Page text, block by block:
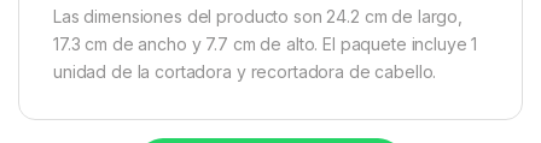
Las dimensiones del producto son 24.2 cm de largo,
17.3 cm de ancho y 7.7 cm de alto. El paquete incluye 1
unidad de la cortadora y recortadora de cabello.